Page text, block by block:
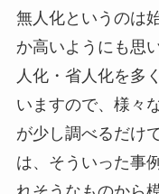
無人化というのは
か高いようにも思
人化・省人化を多
いますので、様々
が少し調べるだけ
は、そういった事